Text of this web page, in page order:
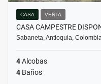
CASA VENTA
CASA CAMPESTRE
Sabaneta, Antioquia,
4Alcobas
4 Baños